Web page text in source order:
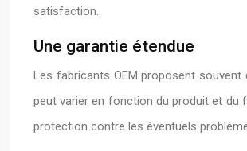
satisfaction.
Une garantie étendue
Les fabricants OEM proposent
peut varier en fonction du produit et du
protection contre les éventuels